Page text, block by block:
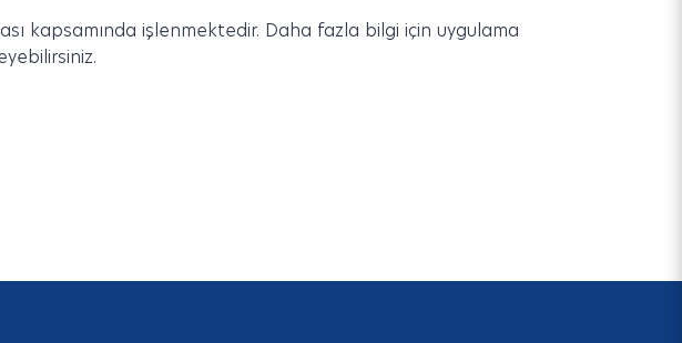
kapsamında işlenmektedir. Daha fazla bilgi için uygulama